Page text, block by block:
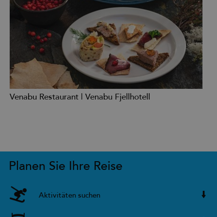
Venabu Restaurant | Venabu Fjellhotell
Planen Sie Ihre Reise
Aktivitäten suchen